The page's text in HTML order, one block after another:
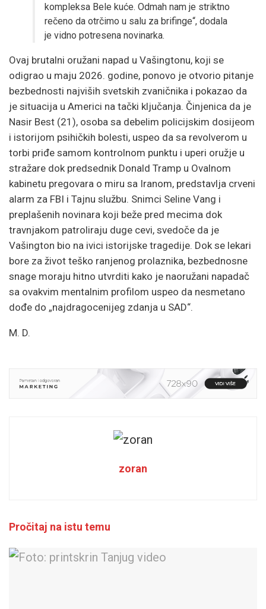
kompleksa Bele kuće. Odmah nam je striktno
rečeno da otrčimo u salu za brifinge“, dodala
je vidno potresena novinarka.
Ovaj brutalni oružani napad u Vašingtonu, koji se
odigrao u maju 2026. godine, ponovo je otvorio pitanje
bezbednosti najviših svetskih zvaničnika i pokazao da
je situacija u Americi na tački ključanja. Činjenica da je
Nasir Best (21), osoba sa debelim policijskim dosijeom
i istorijom psihičkih bolesti, uspeo da sa revolverom u
torbi priđe samom kontrolnom punktu i uperi oružje u
stražare dok predsednik Donald Tramp u Ovalnom
kabinetu pregovara o miru sa Iranom, predstavlja crveni
alarm za FBI i Tajnu službu. Snimci Seline Vang i
preplašenih novinara koji beže pred mecima dok
travnjakom patroliraju duge cevi, svedoče da je
Vašington bio na ivici istorijske tragedije. Dok se lekari
bore za život teško ranjenog prolaznika, bezbednosne
snage moraju hitno utvrditi kako je naoružani napadač
sa ovakvim mentalnim profilom uspeo da nesmetano
dođe do „najdragocenijeg zdanja u SAD“.
M. D.
zoran
Pročitaj na istu temu